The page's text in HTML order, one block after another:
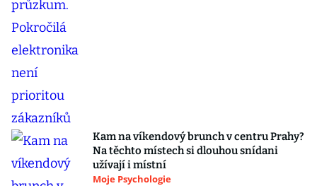
Kam na víkendový brunch v centru Prahy?
Na těchto místech si dlouhou snídani
užívají i místní
Moje Psychologie